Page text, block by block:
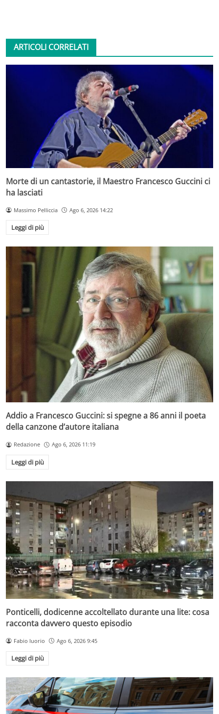
ARTICOLI CORRELATI
Morte di un cantastorie, il Maestro Francesco Guccini ci
ha lasciati
Massimo Pelliccia Ago 6, 2026 14:22
Leggi di più
Addio a Francesco Guccini: si spegne a 86 anni il poeta
della canzone d’autore italiana
Redazione Ago 6, 2026 11:19
Leggi di più
Ponticelli, dodicenne accoltellato durante una lite: cosa
racconta davvero questo episodio
Fabio Iuorio Ago 6, 2026 9:45
Leggi di più